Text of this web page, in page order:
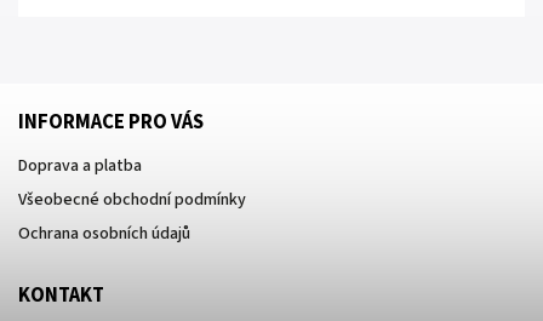
INFORMACE PRO VÁS
Doprava a platba
Všeobecné obchodní podmínky
Ochrana osobních údajů
KONTAKT